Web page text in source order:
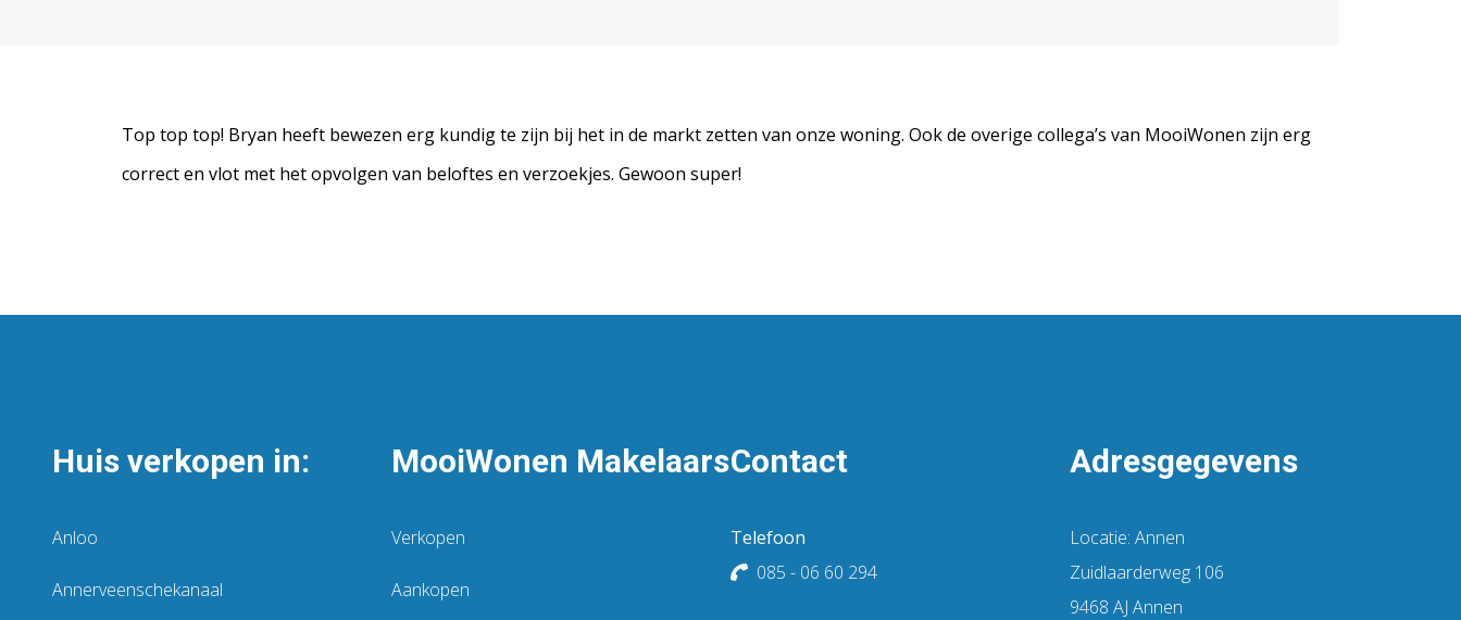
Top top top! Bryan heeft bewezen erg kundig te zijn bij het in de markt zetten van onze woning. Ook de overige collega’s van MooiWonen zijn erg
correct en vlot met het opvolgen van beloftes en verzoekjes. Gewoon super!
Huis verkopen in:
Anloo
Annerveenschekanaal
MooiWonen Makelaars
Verkopen
Aankopen
Contact
Telefoon
085 - 06 60 294
Adresgegevens
Locatie: Annen
Zuidlaarderweg 106
9468 AJ Annen